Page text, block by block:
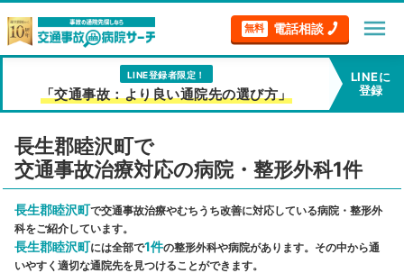
無料 電話相談 menu
LINE登録者限定！
「交通事故：より良い通院先の選び方」
LINEに
登録
長生郡睦沢町で
交通事故治療対応の病院・整形外科1件
長生郡睦沢町で交通事故治療やむちうち改善に対応している病院・整形外
科をご紹介しています。
長生郡睦沢町には全部で1件の整形外科や病院があります。その中から通
いやすく適切な通院先を見つけることができます。